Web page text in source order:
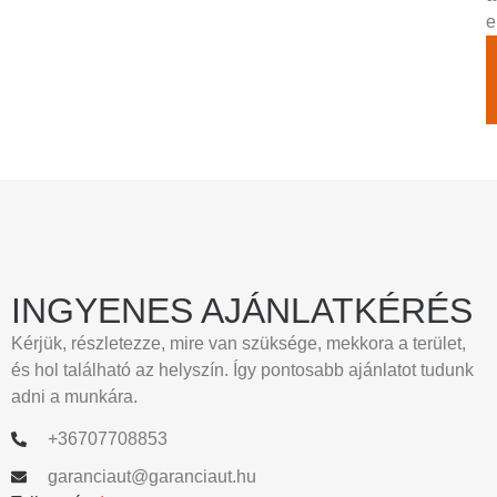
INGYENES AJÁNLATKÉRÉS
Kérjük, részletezze, mire van szüksége, mekkora a terület,
és hol található az helyszín. Így pontosabb ajánlatot tudunk
adni a munkára.
+36707708853
garanciaut@garanciaut.hu